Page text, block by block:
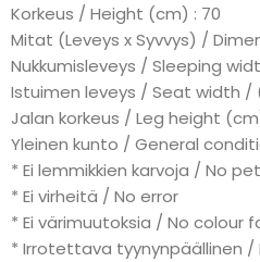
Korkeus / Height (cm) : 70
Mitat (Leveys x Syvvys) /
Nukkumisleveys / Sleeping
Istuimen leveys / Seat width /
Jalan korkeus / Leg height
Yleinen kunto / General
* Ei lemmikkien karvoja / No
* Ei virheitä / No error
* Ei värimuutoksia / No colour
* Irrotettava tyynynpäällinen /